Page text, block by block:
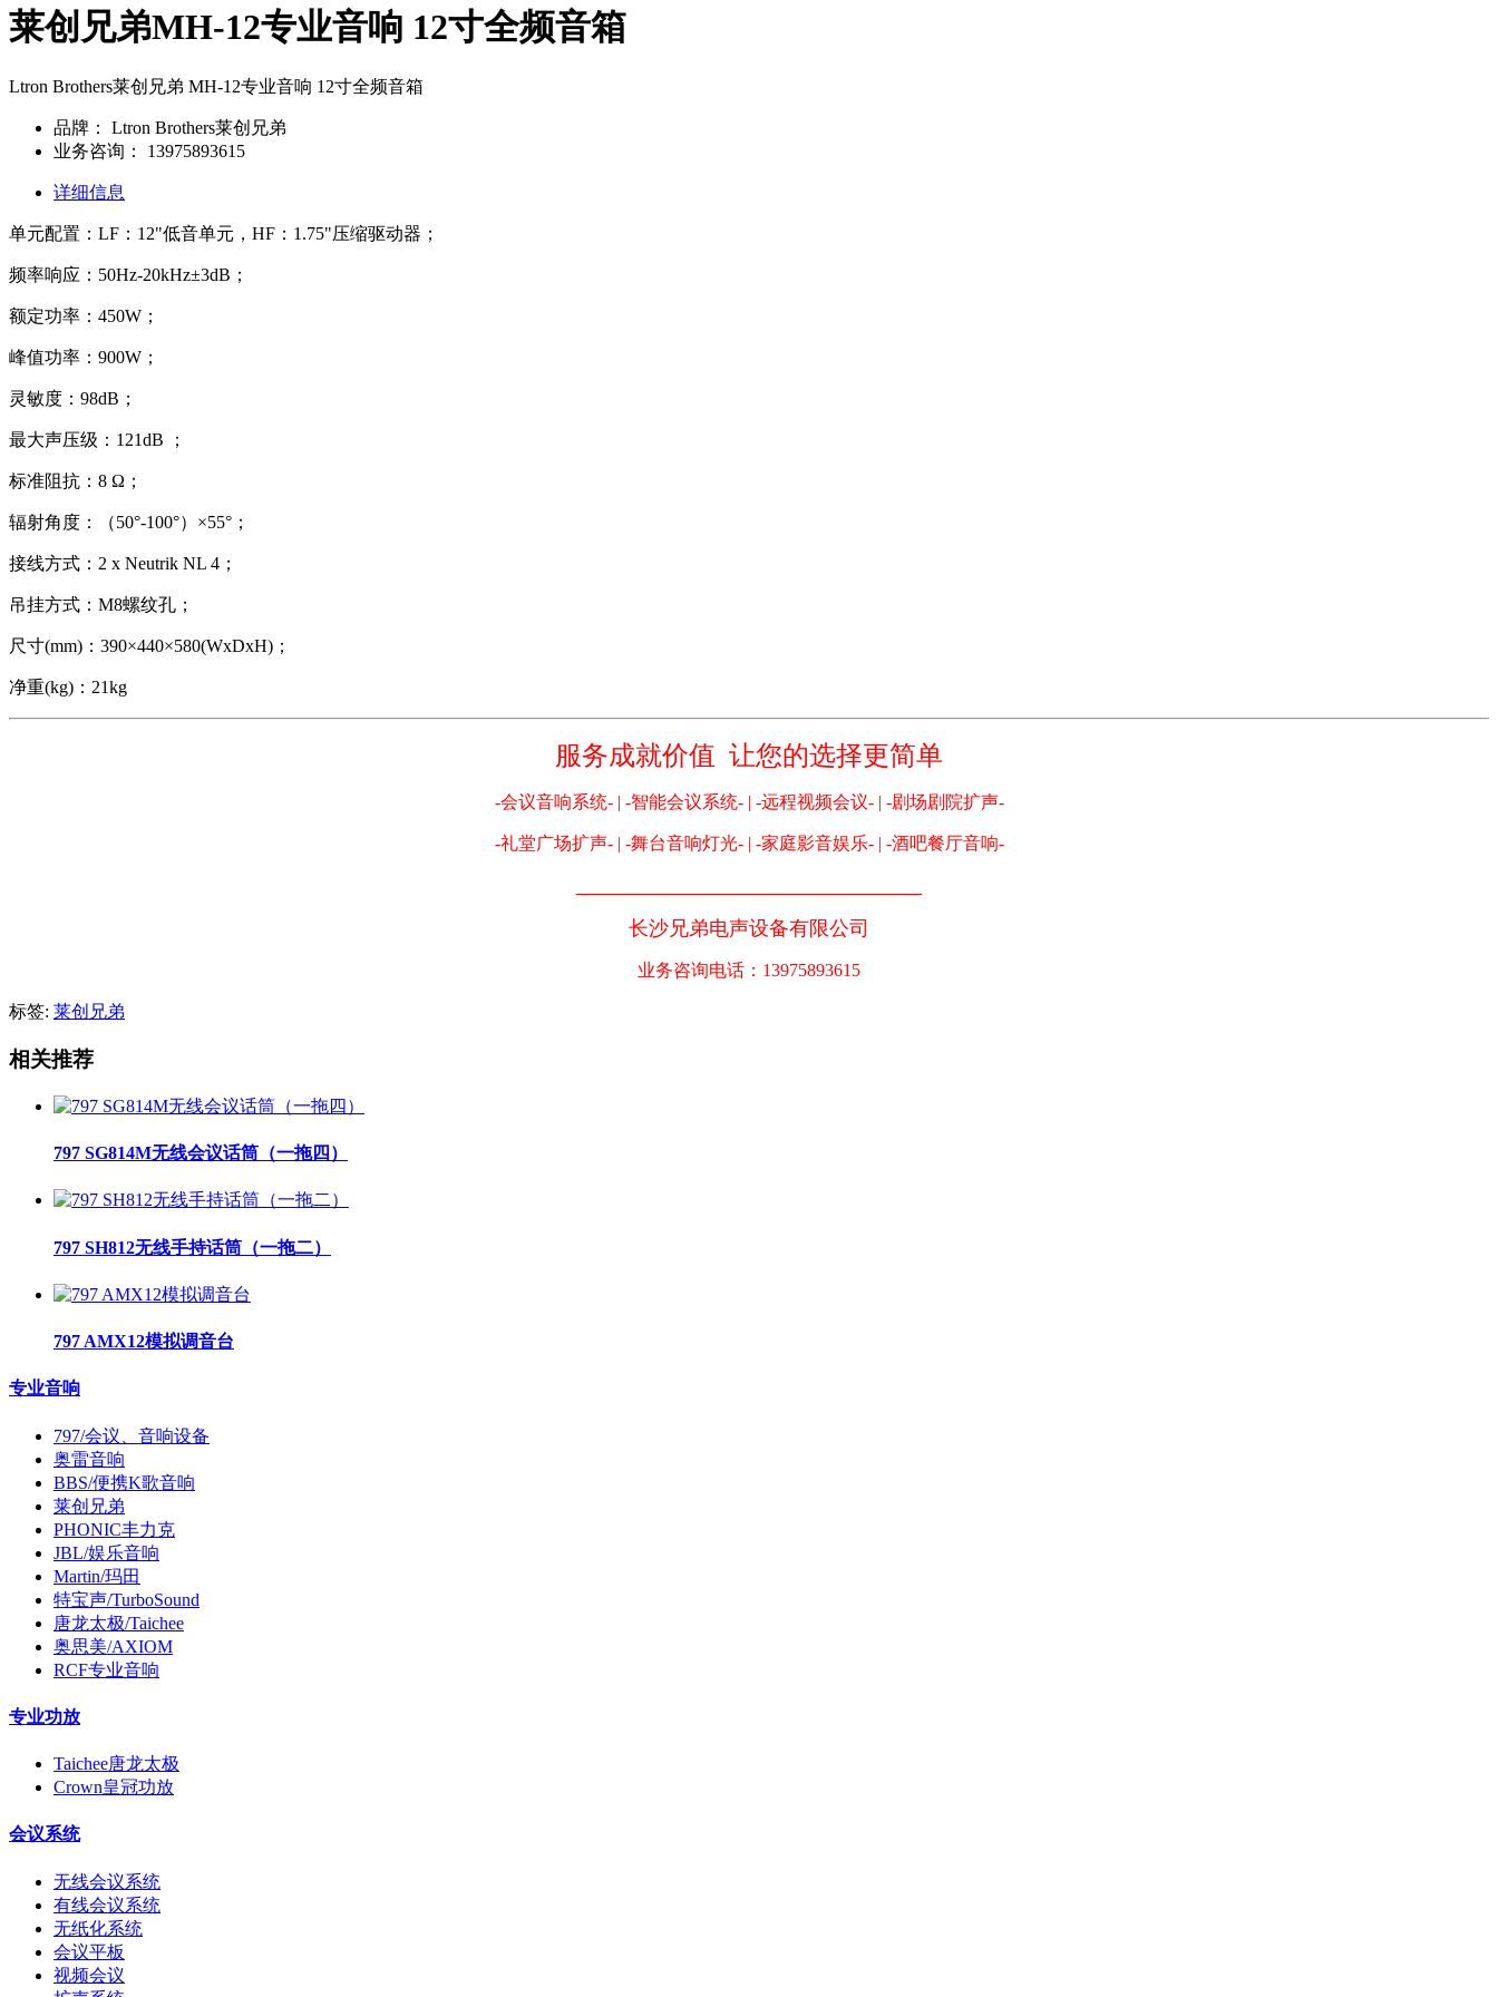
莱创兄弟MH-12专业音响 12寸全频音箱
Ltron Brothers莱创兄弟 MH-12专业音响 12寸全频音箱
品牌：
Ltron Brothers莱创兄弟
业务咨询：
13975893615
详细信息
单元配置：LF：12"低音单元，HF：1.75"压缩驱动器；
频率响应：50Hz-20kHz±3dB；
额定功率：450W；
峰值功率：900W；
灵敏度：98dB；
最大声压级：121dB ；
标准阻抗：8 Ω；
辐射角度：（50°-100°）×55°；
接线方式：2 x Neutrik NL 4；
吊挂方式：M8螺纹孔；
尺寸(mm)：390×440×580(WxDxH)；
净重(kg)：21kg
服务成就价值 让您的选择更简单
-会议音响系统- | -智能会议系统- | -远程视频会议- | -剧场剧院扩声-
-礼堂广场扩声- | -舞台音响灯光- | -家庭影音娱乐- | -酒吧餐厅音响-
长沙兄弟电声设备有限公司
业务咨询电话：13975893615
标签: 莱创兄弟
相关推荐
797 SG814M无线会议话筒（一拖四）
797 SH812无线手持话筒（一拖二）
797 AMX12模拟调音台
专业音响
797/会议、音响设备
奥雷音响
BBS/便携K歌音响
莱创兄弟
PHONIC丰力克
JBL/娱乐音响
Martin/玛田
特宝声/TurboSound
唐龙太极/Taichee
奥思美/AXIOM
RCF专业音响
专业功放
Taichee唐龙太极
Crown皇冠功放
会议系统
无线会议系统
有线会议系统
无纸化系统
会议平板
视频会议